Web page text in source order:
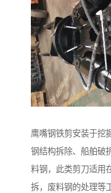
鹰嘴钢铁剪安装于挖
钢结构拆除、船舶破
料钢，此类剪刀适用
拆，废料钢的处理等